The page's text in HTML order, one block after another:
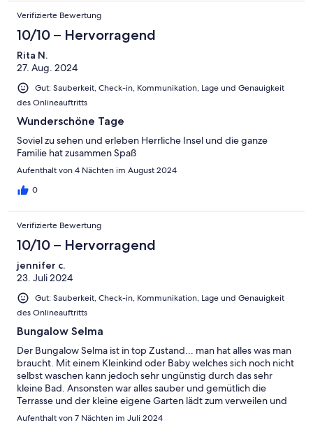
Verifizierte Bewertung
10/10 – Hervorragend
Rita N.
27. Aug. 2024
Gut: Sauberkeit, Check-in, Kommunikation, Lage und Genauigkeit
des Onlineauftritts
Wunderschöne Tage
Soviel zu sehen und erleben Herrliche Insel und die ganze
Familie hat zusammen Spaß
Aufenthalt von 4 Nächten im August 2024
0
Verifizierte Bewertung
10/10 – Hervorragend
jennifer c.
23. Juli 2024
Gut: Sauberkeit, Check-in, Kommunikation, Lage und Genauigkeit
des Onlineauftritts
Bungalow Selma
Der Bungalow Selma ist in top Zustand... man hat alles was man
braucht. Mit einem Kleinkind oder Baby welches sich noch nicht
selbst waschen kann jedoch sehr ungünstig durch das sehr
kleine Bad. Ansonsten war alles sauber und gemütlich die
Terrasse und der kleine eigene Garten lädt zum verweilen und
spielen ein.
Aufenthalt von 7 Nächten im Juli 2024